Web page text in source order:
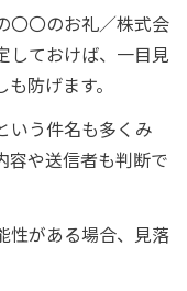
〇〇のお礼／株式会
しておけば、一目見
防げます。
いう件名も多くみ
容や送信者も判断で
性がある場合、見落